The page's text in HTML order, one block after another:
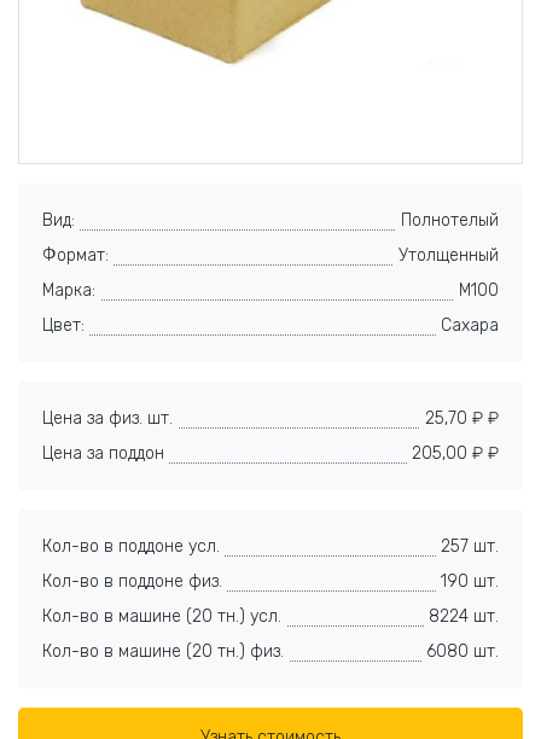
Вид:
Полнотелый
Формат:
Утолщенный
Марка:
M100
Цвет:
Сахара
Цена за физ. шт.
25,70 ₽ ₽
Цена за поддон
205,00 ₽ ₽
Кол-во в поддоне усл.
257 шт.
Кол-во в поддоне физ.
190 шт.
Кол-во в машине (20 тн.) усл.
8224 шт.
Кол-во в машине (20 тн.) физ.
6080 шт.